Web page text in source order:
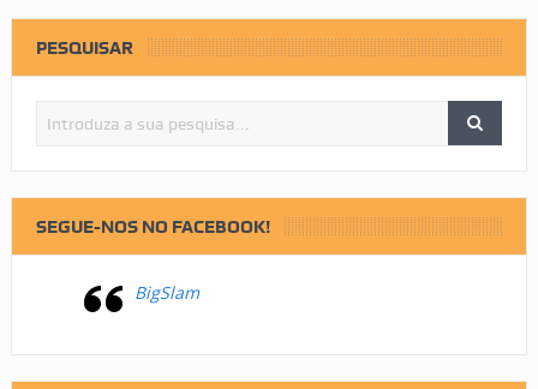
PESQUISAR
SEGUE-NOS NO FACEBOOK!
BigSlam